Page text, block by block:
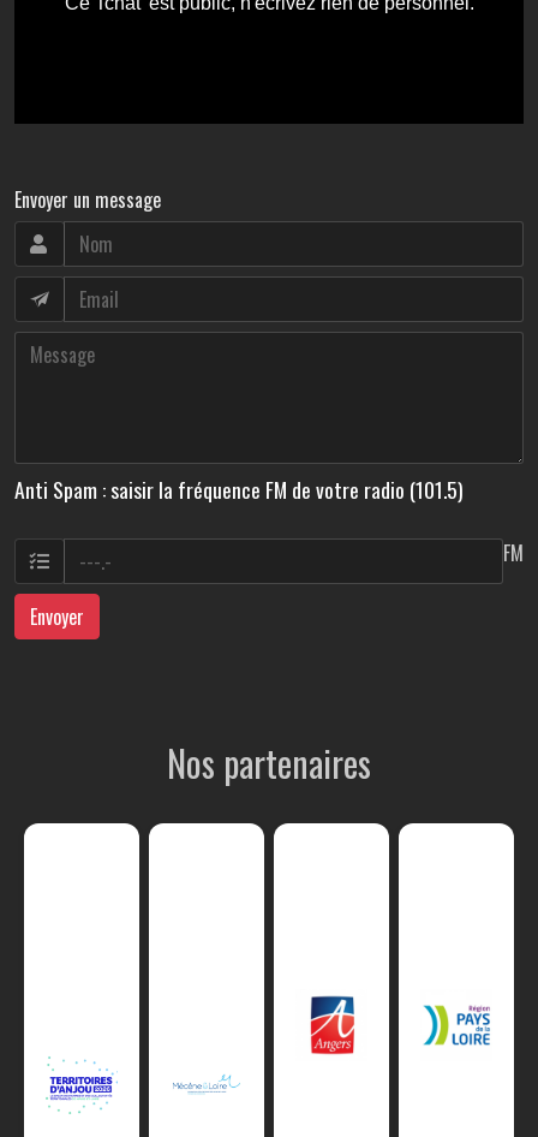
Envoyer un message
Anti Spam : saisir la fréquence FM de votre radio (101.5)
FM
Envoyer
Nos partenaires